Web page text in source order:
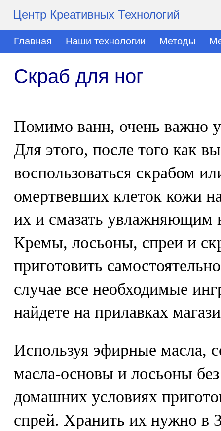
Центр Креативных Технологий
Главная Наши технологии Методы
Скраб для ног
Помимо ванн, очень важно
Для этого, после того как
воспользоваться скрабом
омертвевших клеток кожи
их и смазать увлажняющим
Кремы, лосьоны, спреи и
приготовить
случае все необходимые
найдете на прилавках
Используя эфирные масла,
масла-основы и лосьоны
домашних условиях
спрей. Хранить их нужно в